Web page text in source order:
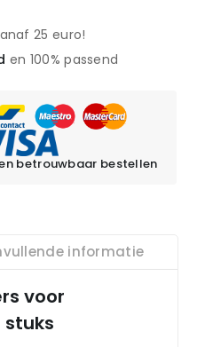
25 euro!
en 100% passend
betrouwbaar bestellen
informatie
voor
stuks